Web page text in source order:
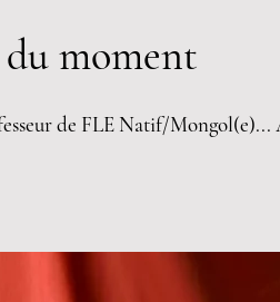
moment
de FLE Natif/Mongol(e)...